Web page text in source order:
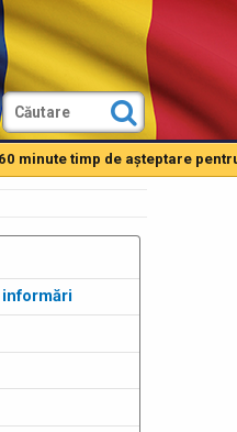
timp de aşteptare pentru